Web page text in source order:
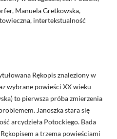
Manuela Gretkowska,
intertekstualność
Rękopis znaleziony w
wybrane powieści XX wieku
to pierwsza próba zmierzenia
Janoszka stara się
arcydzieła Potockiego. Bada
a trzema powieściami